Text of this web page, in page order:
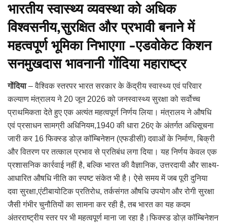
भारतीय स्वास्थ्य व्यवस्था को अधिक
विश्वसनीय,सुरक्षित और प्रभावी बनाने में
महत्वपूर्ण भूमिका निभाएगा -एडवोकेट किशन
सनमुखदास भावनानी गोंदिया महाराष्ट्र
गोंदिया– वैश्विक स्तरपर भारत सरकार के केंद्रीय स्वास्थ्य एवं परिवार
कल्याण मंत्रालय ने 20 जून 2026 को जनस्वास्थ्य सुरक्षा को सर्वोच्च
प्राथमिकता देते हुए एक अत्यंत महत्वपूर्ण निर्णय लिया। मंत्रालय ने औषधि
एवं प्रसाधन सामग्री अधिनियम,1940 की धारा 26ए के अंतर्गत अधिसूचना
जारी कर 16 फिक्स्ड डोज़ कॉम्बिनेशन (एफडीसी) दवाओं के निर्माण, बिक्री
और वितरण पर तत्काल प्रभाव से प्रतिबंध लगा दिया। यह निर्णय केवल एक
प्रशासनिक कार्रवाई नहीं है, बल्कि भारत की वैज्ञानिक, उत्तरदायी और साक्ष्य-
आधारित औषधि नीति का स्पष्ट संकेत भी है। ऐसे समय में जब पूरी दुनिया
दवा सुरक्षा,एंटीबायोटिक प्रतिरोध, तर्कसंगत औषधि उपयोग और रोगी सुरक्षा
जैसी गंभीर चुनौतियों का सामना कर रही है, तब भारत का यह कदम
अंतरराष्ट्रीय स्तर पर भी महत्वपूर्ण माना जा रहा है।फिक्स्ड डोज़ कॉम्बिनेशन